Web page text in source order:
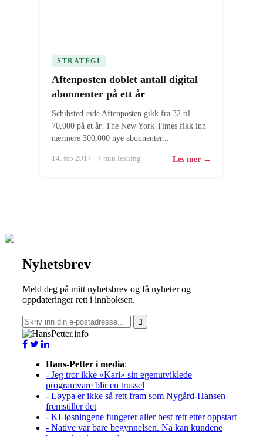
STRATEGI
Aftenposten doblet antall digital
abonnenter på ett år
Schibsted-eide Aftenposten gikk fra 32 til
70,000 på et år. The New York Times fikk inn
nærmere 300,000 nye abonnenter...
14. feb 2017 · 7 min lesning Les mer →
Nyhetsbrev
Meld deg på mitt nyhetsbrev og få nyheter og
oppdateringer rett i innboksen.
Hans-Petter i media:
- Jeg tror ikke «Kari» sin egenutviklede
programvare blir en trussel
- Løypa er ikke så rett fram som Nygård-Hansen
fremstiller det
- KI-løsningene fungerer aller best rett etter oppstart
- Native var bare begynnelsen. Nå kan kundene